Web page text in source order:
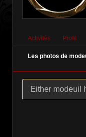
Activités Profil
Les photos de
Either modeuil